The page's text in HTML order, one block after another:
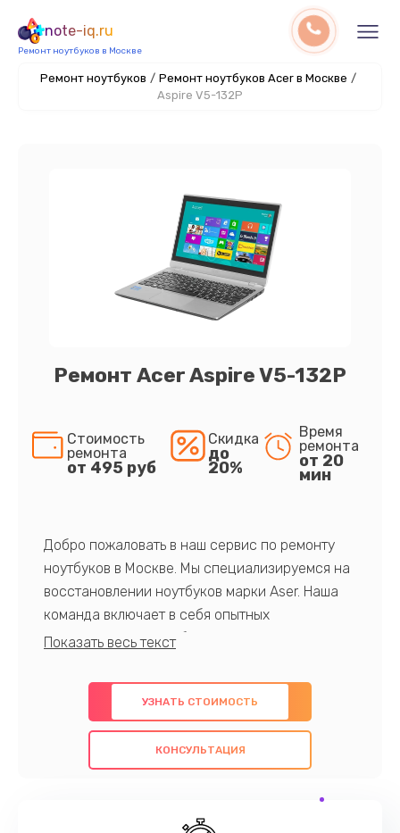
note-iq.ru
Ремонт ноутбуков в Москве
Ремонт ноутбуков / Ремонт ноутбуков Acer в Москве /
Aspire V5-132P
Ремонт Acer Aspire V5-132P
Стоимость
ремонта
от 495 руб
Скидка
до
20%
Время
ремонта
от 20
мин
Добро пожаловать в наш сервис по ремонту
ноутбуков в Москве. Мы специализируемся на
восстановлении ноутбуков марки Aser. Наша
команда включает в себя опытных
профессионалов с обширными знаниями и
предлагаем быстрый и качественный ремонт с
использованием оригинальных компонентов, а
также гарантируем качество всех
проведенных работ. Наша цель - предоставить
обслуживание, удовлетворяя их потребности
наилучшим образом. Не медлите записаться на
УЗНАТЬ СТОИМОСТЬ
КОНСУЛЬТАЦИЯ